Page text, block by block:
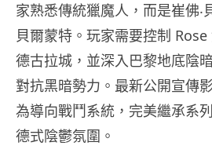
家熟悉傳統獵魔人，而是崔佛‧
貝爾蒙特。玩家需要控制
德古拉城，並深入巴黎地底陰
對抗黑暗勢力。最新公開宣傳
為導向戰鬥系統，完美繼承系
德式陰鬱氛圍。